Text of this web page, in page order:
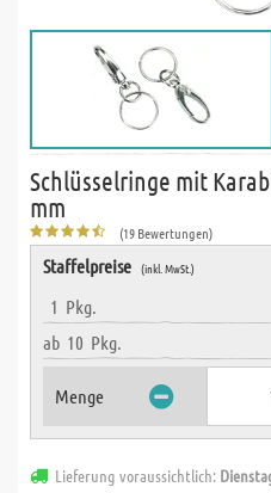
Schlüsselringe mit
mm
(19 Bewertungen)
Staffelpreise (inkl. MwSt.)
1 Pkg.
ab 10 Pkg.
Menge
Lieferung voraussichtlich: